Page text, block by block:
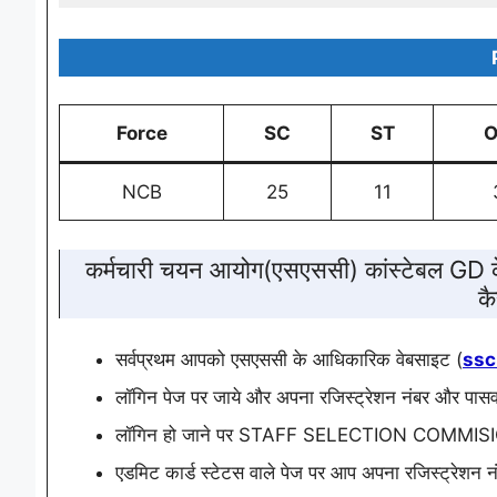
Force SC ST
NCB 25 11
कर्मचारी चयन आयोग(एसएससी) कांस्टेबल
सर्वप्रथम आपको एसएससी के आधिकारिक वेबसाइट (
लॉगिन पेज पर जाये और अपना रजिस्ट्रेशन नंबर और
लॉगिन हो जाने पर STAFF SELECTION
एडमिट कार्ड स्टेटस वाले पेज पर आप अपना